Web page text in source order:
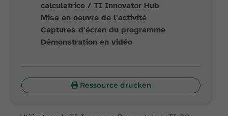
calculatrice / TI Innovator Hub
Mise en oeuvre de l'activité
Captures d'écran du programme
Démonstration en vidéo
Ressource drucken